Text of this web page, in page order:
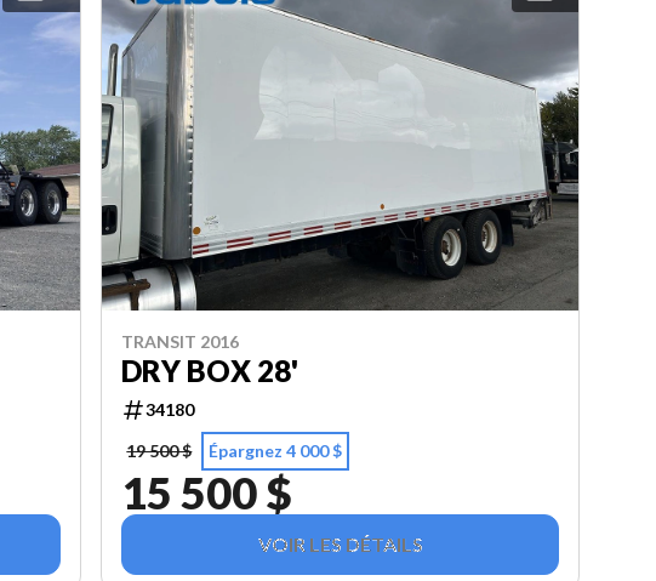
TRANSIT 2016
DRY BOX 28'
34180
19 500 $
Épargnez 4 000 $
15 500 $
VOIR LES DÉTAILS